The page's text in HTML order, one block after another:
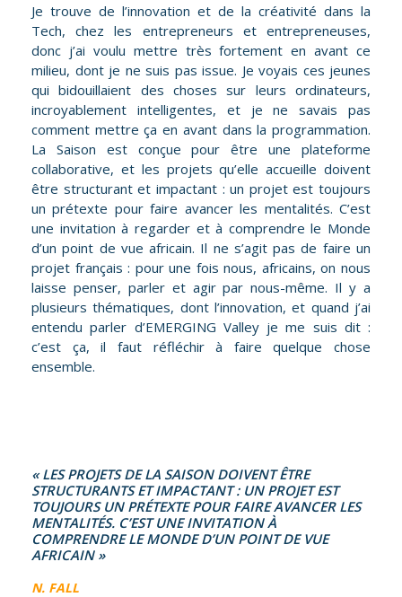
Je trouve de l’innovation et de la créativité dans la
Tech, chez les entrepreneurs et entrepreneuses,
donc j’ai voulu mettre très fortement en avant ce
milieu, dont je ne suis pas issue. Je voyais ces jeunes
qui bidouillaient des choses sur leurs ordinateurs,
incroyablement intelligentes, et je ne savais pas
comment mettre ça en avant dans la programmation.
La Saison est conçue pour être une plateforme
collaborative, et les projets qu’elle accueille doivent
être structurant et impactant : un projet est toujours
un prétexte pour faire avancer les mentalités. C’est
une invitation à regarder et à comprendre le Monde
d’un point de vue africain. Il ne s’agit pas de faire un
projet français : pour une fois nous, africains, on nous
laisse penser, parler et agir par nous-même. Il y a
plusieurs thématiques, dont l’innovation, et quand j’ai
entendu parler d’EMERGING Valley je me suis dit :
c’est ça, il faut réfléchir à faire quelque chose
ensemble.
« LES PROJETS DE LA SAISON DOIVENT ÊTRE
STRUCTURANTS ET IMPACTANT : UN PROJET EST
TOUJOURS UN PRÉTEXTE POUR FAIRE AVANCER LES
MENTALITÉS. C’EST UNE INVITATION À
COMPRENDRE LE MONDE D’UN POINT DE VUE
AFRICAIN »
N. FALL